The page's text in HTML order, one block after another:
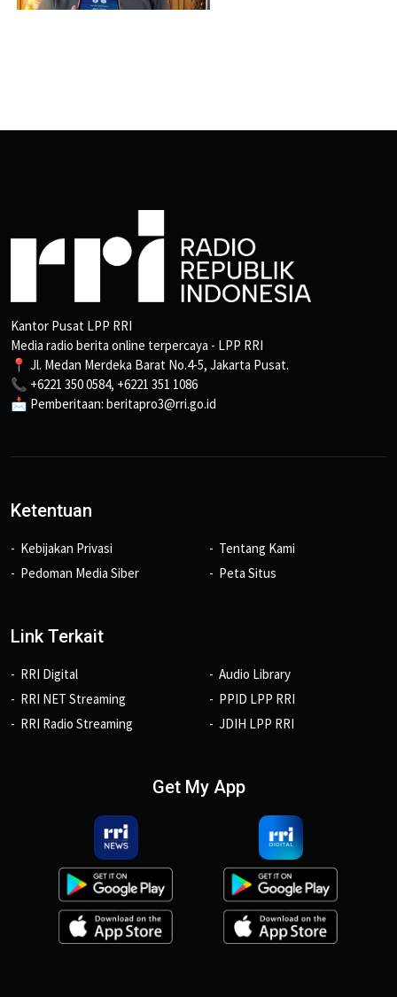
Kantor Pusat LPP RRI
Media radio berita online terpercaya - LPP RRI
📍 Jl. Medan Merdeka Barat No.4-5, Jakarta Pusat.
📞 +6221 350 0584, +6221 351 1086
📩 Pemberitaan: beritapro3@rri.go.id
Ketentuan
Kebijakan Privasi
Pedoman Media Siber
Tentang Kami
Peta Situs
Link Terkait
RRI Digital
RRI NET Streaming
RRI Radio Streaming
Audio Library
PPID LPP RRI
JDIH LPP RRI
Get My App